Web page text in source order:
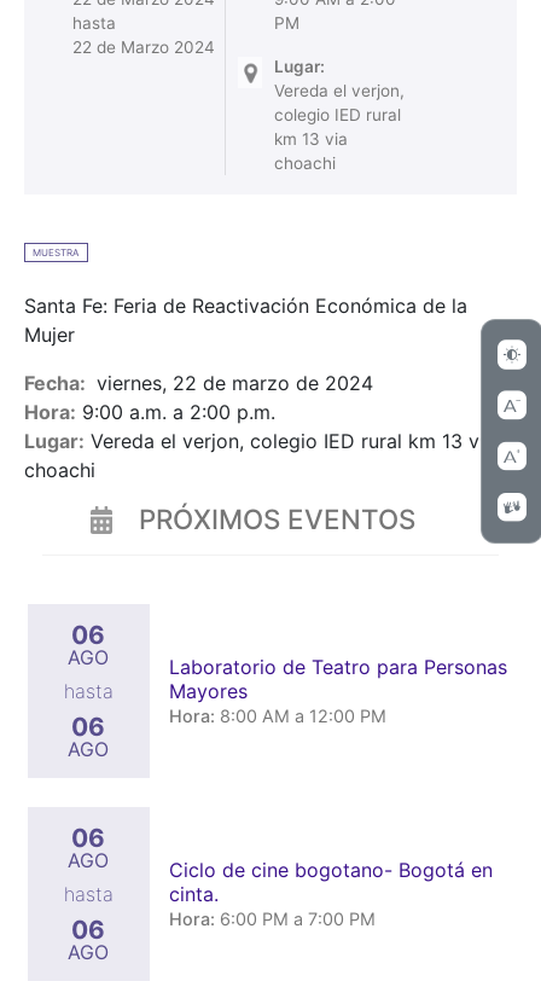
hasta
22 de Marzo 2024
PM
Lugar:
Vereda el verjon,
colegio IED rural
km 13 via
choachi
MUESTRA
Santa Fe: Feria de Reactivación Económica de la
Mujer
Fecha: viernes, 22 de marzo de 2024
Hora: 9:00 a.m. a 2:00 p.m.
Lugar: Vereda el verjon, colegio IED rural km 13 via
choachi
PRÓXIMOS EVENTOS
06
AGO
hasta
06
AGO
Laboratorio de Teatro para Personas
Mayores
Hora: 8:00 AM a 12:00 PM
06
AGO
hasta
06
AGO
Ciclo de cine bogotano- Bogotá en
cinta.
Hora: 6:00 PM a 7:00 PM